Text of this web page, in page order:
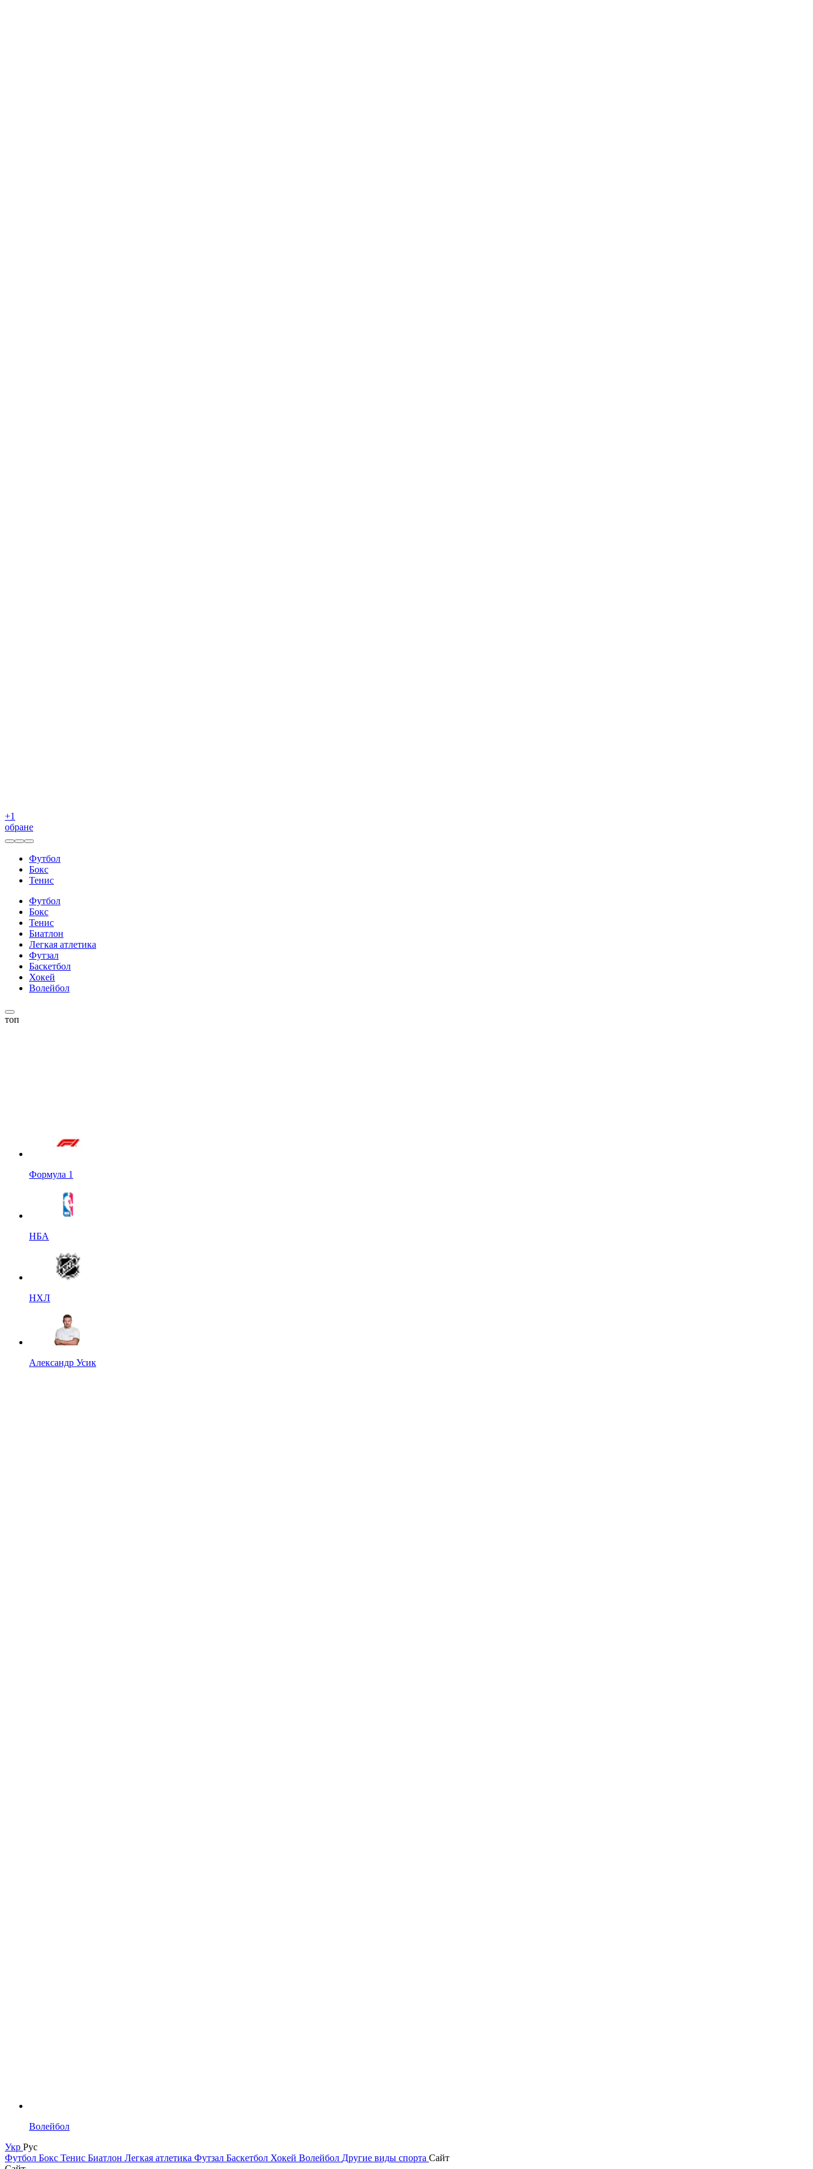
+1
обране
Футбол
Бокс
Тенис
Футбол
Бокс
Тенис
Биатлон
Легкая атлетика
Футзал
Баскетбол
Хокей
Волейбол
топ
Формула 1
НБА
НХЛ
Александр Усик
Волейбол
Укр Рус
Футбол Бокс Тенис Биатлон Легкая атлетика Футзал Баскетбол Хокей Волейбол Другие виды спорта Сайт